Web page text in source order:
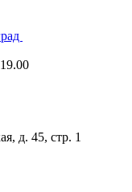
д. 45, стр. 1